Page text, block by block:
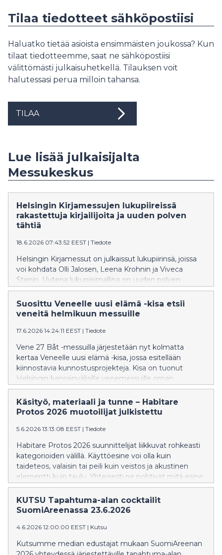
Tilaa tiedotteet sähköpostiisi
Haluatko tietää asioista ensimmäisten joukossa? Kun
tilaat tiedotteemme, saat ne sähköpostiisi
välittömästi julkaisuhetkellä. Tilauksen voit
halutessasi perua milloin tahansa.
TILAA
Lue lisää julkaisijalta
Messukeskus
Helsingin Kirjamessujen lukupiireissä
rakastettuja kirjailijoita ja uuden polven
tähtiä
18.6.2026 07:43:52 EEST | Tiedote
Helsingin Kirjamessut on julkaissut lukupiirinsä, joissa
voi kohdata Olli Jalosen, Leena Krohnin ja Viveca
Stenin. Uutena lukupiirimallina on uuden polven
kirjailijoiden Iida Aikion, Markku Haussilan ja Ivan
Manirahon yhteinen lukupiiri, jossa keskustellaan
identiteeteistä ja kasvutarinoista. Kirjamessujen
keskustelemaan uutuuskirjoista. Lukupiirit ovat osa
Helsingin Kirjamessujen ohjelmaa, joka julkaistaan
kokonaisuudessaan 22.9.2026. Helsingin Kirjamessut
järjestetään torstaista sunnuntaihin 22. – 25.10.2026
Helsingin Messukeskuksessa.
Suosittu Veneelle uusi elämä -kisa etsii
veneitä helmikuun messuille
17.6.2026 14:24:11 EEST | Tiedote
Vene 27 Båt -messuilla järjestetään nyt kolmatta
kertaa Veneelle uusi elämä -kisa, jossa esitellään
kiinnostavia kunnostusprojekteja. Kisa on tuonut
Helsingin kansainvälisille venemessuille oman
kiinnostavan säväyksen ja kisaa on käyty molempina
kertoina hyvässä yhteisöllisessä hengessä. Uusien
veneiden rinnalla kunnostetut veneet osoittaa, että
veneestä itselleen sopivan. Valmiit tai lähes valmiit
veneet esitellään Venemestarin Telakalla
venemessuilla 12. – 21.2.2027 Helsingin
Messukeskuksessa ja ne kisaavat keskenään
palkinnoista.
Käsityö, materiaali ja tunne – Habitare
Protos 2026 muotoilijat julkistettu
5.6.2026 13:13:08 EEST | Tiedote
Habitare Protos 2026 suunnittelijat liikkuvat rohkeasti
kategorioiden välillä. Käyttöesine voi olla kuin
taideteos, valaisin tai peili kuin veistos ja akustinen
elementti kuin taulu. Yhteisesti ne pohtivat mitä esine
voi kertoa materiaalinsa, muotonsa ja
valmistustapansa kautta.
KUTSU Tapahtuma-alan cocktailit
SuomiAreenassa 23.6.2026
4.6.2026 12:00:00 EEST | Kutsu
Kutsumme median edustajat mukaan SuomiAreenan